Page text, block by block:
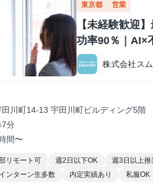
東京都 営業
【未経験歓迎
功率90％｜AI×
株式会社ス
川町14-13 宇田川町ビルディング5階
7分
間〜
リモート可 週2日以下OK 週3日以上推
インターン生多数 内定実績あり 私服OK